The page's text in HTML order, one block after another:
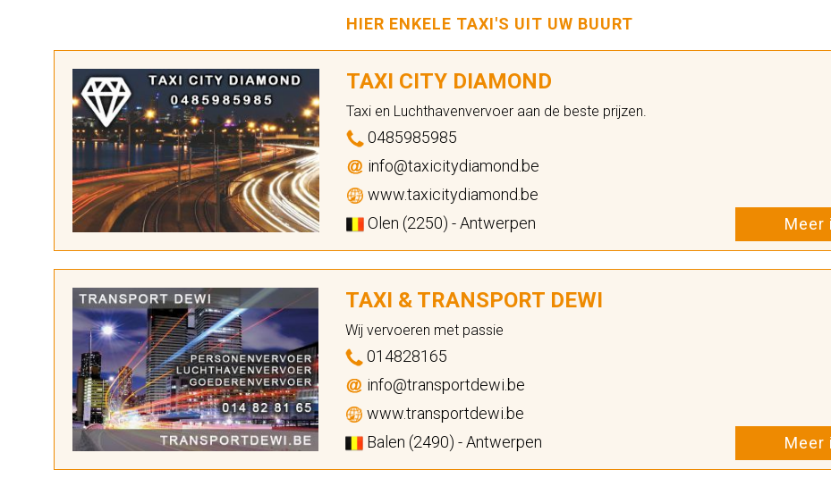
HIER ENKELE TAXI'S UIT UW BUURT
TAXI CITY DIAMOND
Taxi en Luchthavenvervoer aan de beste prijzen.
0485985985
info@taxicitydiamond.be
www.taxicitydiamond.be
Olen (2250) - Antwerpen
Meer
TAXI & TRANSPORT DEWI
Wij vervoeren met passie
014828165
info@transportdewi.be
www.transportdewi.be
Balen (2490) - Antwerpen
Meer